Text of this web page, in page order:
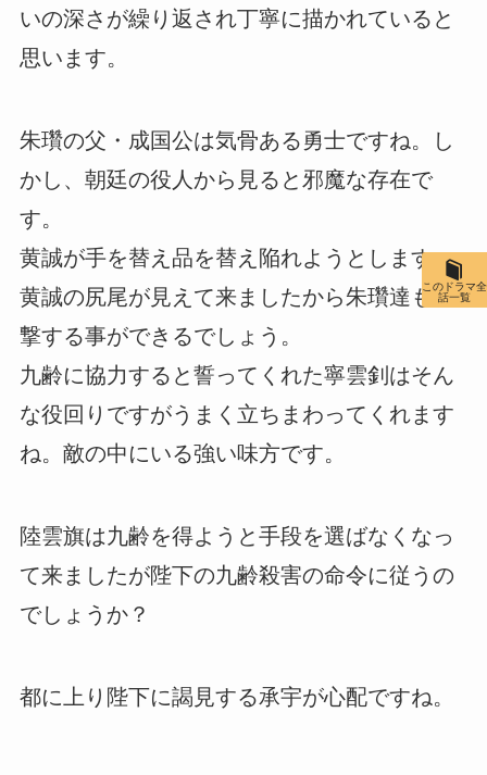
いの深さが繰り返され丁寧に描かれていると
思います。
朱瓚の父・成国公は気骨ある勇士ですね。し
かし、朝廷の役人から見ると邪魔な存在で
す。
黄誠が手を替え品を替え陥れようとします。
黄誠の尻尾が見えて来ましたから朱瓚達も反
撃する事ができるでしょう。
九齢に協力すると誓ってくれた寧雲釗はそん
な役回りですがうまく立ちまわってくれます
ね。敵の中にいる強い味方です。
陸雲旗は九齢を得ようと手段を選ばなくなっ
て来ましたが陛下の九齢殺害の命令に従うの
でしょうか？
都に上り陛下に謁見する承宇が心配ですね。
このドラマ全
話一覧